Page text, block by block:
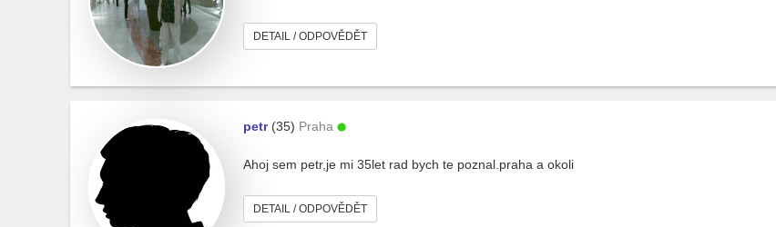
DETAIL / ODPOVĚDĚT
petr(35) Praha
Ahoj sem petr,je mi 35let rad bych te poznal.praha a okoli
DETAIL / ODPOVĚDĚT